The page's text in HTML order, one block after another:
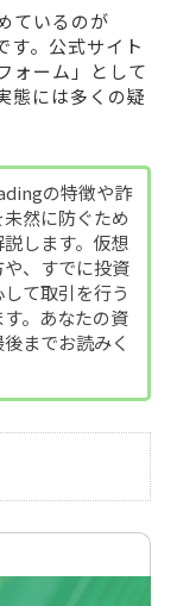
ているのが
す。公式サイト
ォーム」として
態には多くの疑
の特徴や詐
然に防ぐため
します。仮想
、すでに投資
て取引を行う
。あなたの資
までお読みく